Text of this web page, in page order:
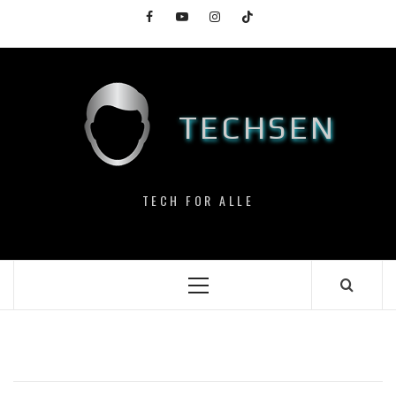
content
FacebookYouTubeInstagramTikTok
TECHSEN
TECH FOR ALLE
Primary